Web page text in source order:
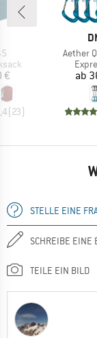
€
(23)
Artikel
Aether
ab
STELLE EINE
SCHREIBE EINE
TEILE EIN BILD